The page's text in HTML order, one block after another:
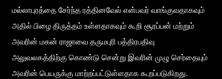
மல்லாபுரத்தை சேர்ந்த ரத்தினவேல் என்பவர் வாங்குவதாகவும்
அதில் பிழை திருத்தம் உள்ளதாகவும் கூறி சூரப்பன் மற்றும்
அவரின் மகன் ராஜாவை தருமபுரி பத்திரபதிவு
அலுவலகத்திற்கு கொண்டு சென்று இவரின் முழு செர்தையும்
அவரின் பெயருக்கு மாற்றப்பட்டுள்ளதாக கூறப்படுகிறது.